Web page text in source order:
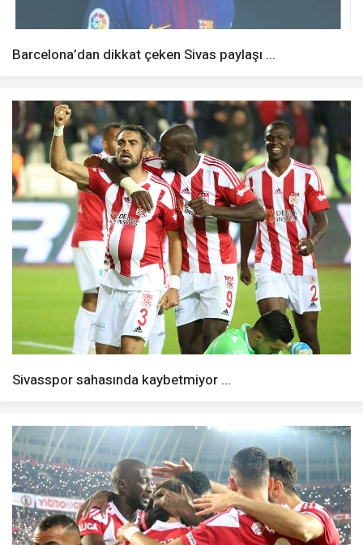
Barcelona’dan dikkat çeken Sivas paylaşı ...
Sivasspor sahasında kaybetmiyor ...